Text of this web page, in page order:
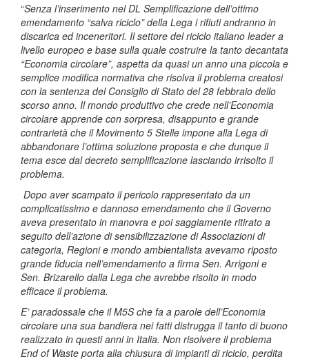
“Senza l’inserimento nel DL Semplificazione dell’ottimo
emendamento “salva riciclo” della Lega i rifiuti andranno in
discarica ed inceneritori. Il settore del riciclo italiano leader a
livello europeo e base sulla quale costruire la tanto decantata
“Economia circolare”, aspetta da quasi un anno una piccola e
semplice modifica normativa che risolva il problema creatosi
con la sentenza del Consiglio di Stato del 28 febbraio dello
scorso anno. Il mondo produttivo che crede nell’Economia
circolare apprende con sorpresa, disappunto e grande
contrarietà che il Movimento 5 Stelle impone alla Lega di
abbandonare l’ottima soluzione proposta e che dunque il
tema esce dal decreto semplificazione lasciando irrisolto il
problema.
Dopo aver scampato il pericolo rappresentato da un
complicatissimo e dannoso emendamento che il Governo
aveva presentato in manovra e poi saggiamente ritirato a
seguito dell’azione di sensibilizzazione di Associazioni di
categoria, Regioni e mondo ambientalista avevamo riposto
grande fiducia nell’emendamento a firma Sen. Arrigoni e
Sen. Brizarello dalla Lega che avrebbe risolto in modo
efficace il problema.
E’ paradossale che il M5S che fa a parole dell’Economia
circolare una sua bandiera nei fatti distrugga il tanto di buono
realizzato in questi anni in Italia. Non risolvere il problema
End of Waste porta alla chiusura di impianti di riciclo, perdita